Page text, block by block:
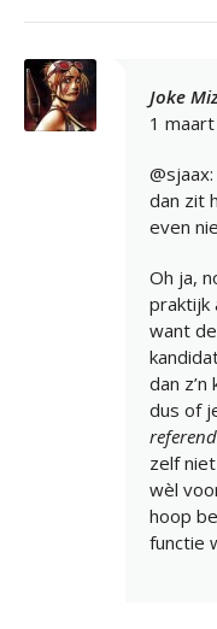
Joke
1
dan zit
even
Oh ja,
praktijk
want
dan
dus of
zelf
wèl
hoop
functie